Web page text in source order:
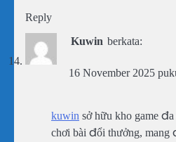
Reply
Kuwin berkata:
16 November 2025
kuwin sở hữu kho game
chơi bài đổi thưởng, mang